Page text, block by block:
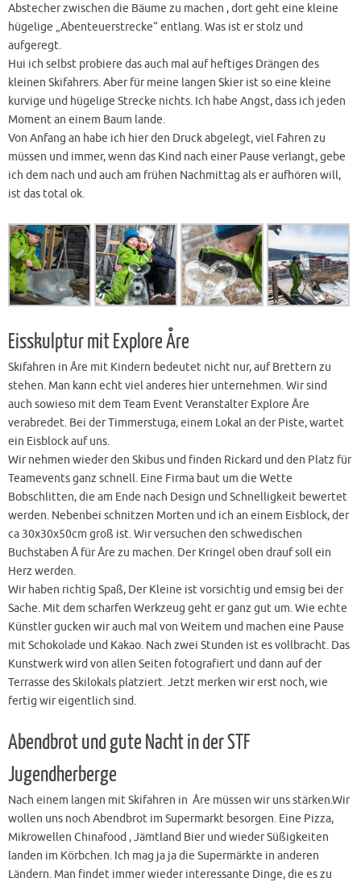
Abstecher zwischen die Bäume zu machen , dort geht eine kleine
hügelige „Abenteuerstrecke“ entlang. Was ist er stolz und
aufgeregt.
Hui ich selbst probiere das auch mal auf heftiges Drängen des
kleinen Skifahrers. Aber für meine langen Skier ist so eine kleine
kurvige und hügelige Strecke nichts. Ich habe Angst, dass ich jeden
Moment an einem Baum lande.
Von Anfang an habe ich hier den Druck abgelegt, viel Fahren zu
müssen und immer, wenn das Kind nach einer Pause verlangt, gebe
ich dem nach und auch am frühen Nachmittag als er aufhören will,
ist das total ok.
Eisskulptur mit Explore Åre
Skifahren in Åre mit Kindern bedeutet nicht nur, auf Brettern zu
stehen. Man kann echt viel anderes hier unternehmen. Wir sind
auch sowieso mit dem Team Event Veranstalter Explore Åre
verabredet. Bei der Timmerstuga, einem Lokal an der Piste, wartet
ein Eisblock auf uns.
Wir nehmen wieder den Skibus und finden Rickard und den Platz für
Teamevents ganz schnell. Eine Firma baut um die Wette
Bobschlitten, die am Ende nach Design und Schnelligkeit bewertet
werden. Nebenbei schnitzen Morten und ich an einem Eisblock, der
ca 30x30x50cm groß ist. Wir versuchen den schwedischen
Buchstaben Å für Åre zu machen. Der Kringel oben drauf soll ein
Herz werden.
Wir haben richtig Spaß, Der Kleine ist vorsichtig und emsig bei der
Sache. Mit dem scharfen Werkzeug geht er ganz gut um. Wie echte
Künstler gucken wir auch mal von Weitem und machen eine Pause
mit Schokolade und Kakao. Nach zwei Stunden ist es vollbracht. Das
Kunstwerk wird von allen Seiten fotografiert und dann auf der
Terrasse des Skilokals platziert. Jetzt merken wir erst noch, wie
fertig wir eigentlich sind.
Abendbrot und gute Nacht in der STF
Jugendherberge
Nach einem langen mit Skifahren in Åre müssen wir uns stärken.Wir
wollen uns noch Abendbrot im Supermarkt besorgen. Eine Pizza,
Mikrowellen Chinafood , Jämtland Bier und wieder Süßigkeiten
landen im Körbchen. Ich mag ja ja die Supermärkte in anderen
Ländern. Man findet immer wieder interessante Dinge, die es zu